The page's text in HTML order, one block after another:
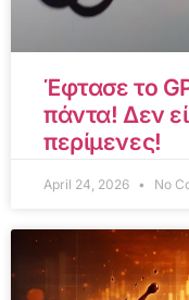
Έφτασε το
πάντα! Δεν
περίμενες!
April 24, 2026 No